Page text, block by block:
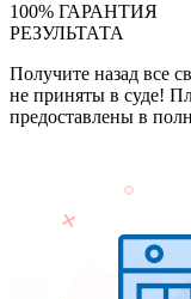
100% ГАРАНТИЯ
РЕЗУЛЬТАТА
Получите назад все
не приняты в суде!
предоставлены в